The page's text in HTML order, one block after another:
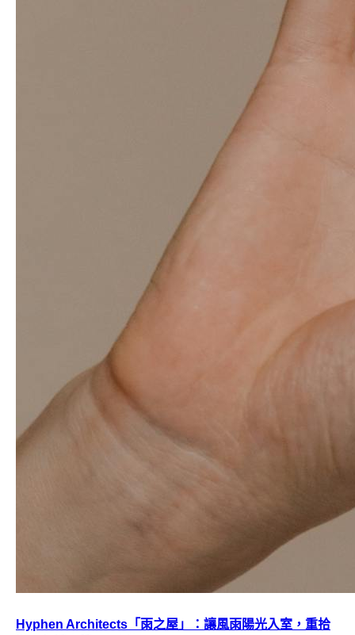
Hyphen Architects「雨之屋」：讓風雨陽光入室，重拾